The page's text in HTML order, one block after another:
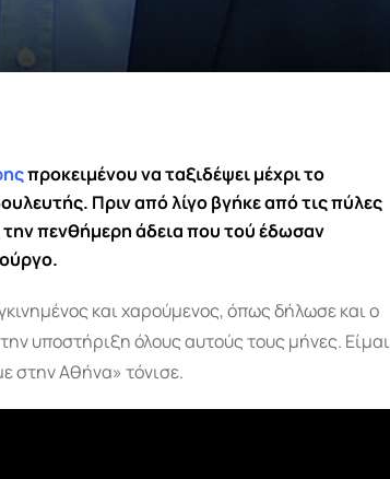
προκειμένου να ταξιδέψει μέχρι το
Πριν από λίγο βγήκε από τις πύλες
πενθήμερη άδεια που τού έδωσαν
και χαρούμενος, όπως δήλωσε και ο
υποστήριξη όλους αυτούς τους μήνες. Είμαι
στην Αθήνα» τόνισε.